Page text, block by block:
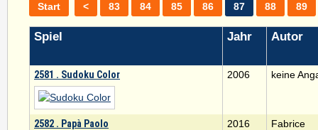
Start < 83 84 85 86 87 88 89
Spiel Jahr Autor
2581 . Sudoku Color 2006 keine
2582 . Papà Paolo 2016
Fabrice